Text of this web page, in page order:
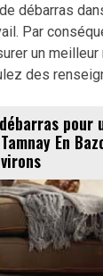
débarras
Par
un
des
pour
En